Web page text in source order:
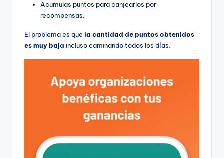
Acumulas puntos para canjearlos por
recompensas.
El problema es que la cantidad de puntos obtenidos
es muy baja incluso caminando todos los días.